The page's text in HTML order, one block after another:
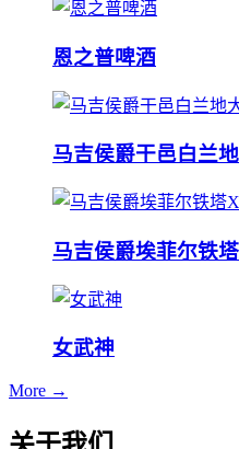
恩之普啤酒
马吉侯爵干邑白兰
马吉侯爵埃菲尔铁
女武神
More →